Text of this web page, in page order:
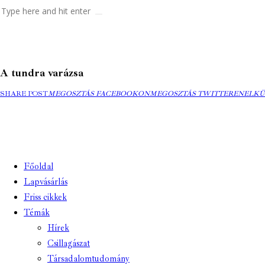
A tundra varázsa
SHARE POSTMEGOSZTÁS
MEGOSZTÁS FACEBOOKONMEGOSZTÁS
MEGOSZTÁS TWITTEREN
Főoldal
Lapvásárlás
Friss cikkek
Témák
Hírek
Csillagászat
Társadalomtudomány